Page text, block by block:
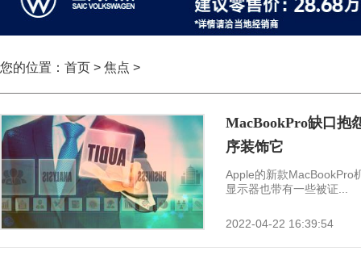
您的位置： 首页 > 焦点 >
MacBookPro缺口抱
序装饰它
Apple的新款MacBookPro
显示器也带有一些被证...
2022-04-22 16:39:54